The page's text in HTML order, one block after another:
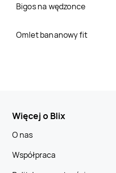
Bigos na wędzonce
Omlet bananowy fit
Więcej o Blix
O nas
Współpraca